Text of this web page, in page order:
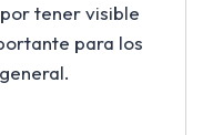
tener visible
para los